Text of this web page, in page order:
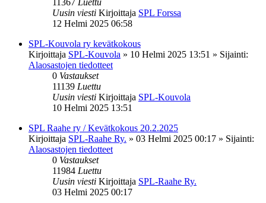
Uusin viesti Kirjoittaja SPL Forssa
12 Helmi 2025 06:58
SPL-Kouvola ry kevätkokous
Kirjoittaja SPL-Kouvola » 10 Helmi 2025 13:51 » Sijainti:
Alaosastojen tiedotteet
0 Vastaukset
11139 Luettu
Uusin viesti Kirjoittaja SPL-Kouvola
10 Helmi 2025 13:51
SPL Raahe ry / Kevätkokous 20.2.2025
Kirjoittaja SPL-Raahe Ry. » 03 Helmi 2025 00:17 » Sijainti:
Alaosastojen tiedotteet
0 Vastaukset
11984 Luettu
Uusin viesti Kirjoittaja SPL-Raahe Ry.
03 Helmi 2025 00:17